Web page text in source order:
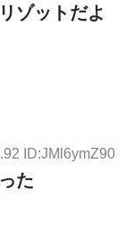
ゾットだよ
ID:JMl6ymZ90
た